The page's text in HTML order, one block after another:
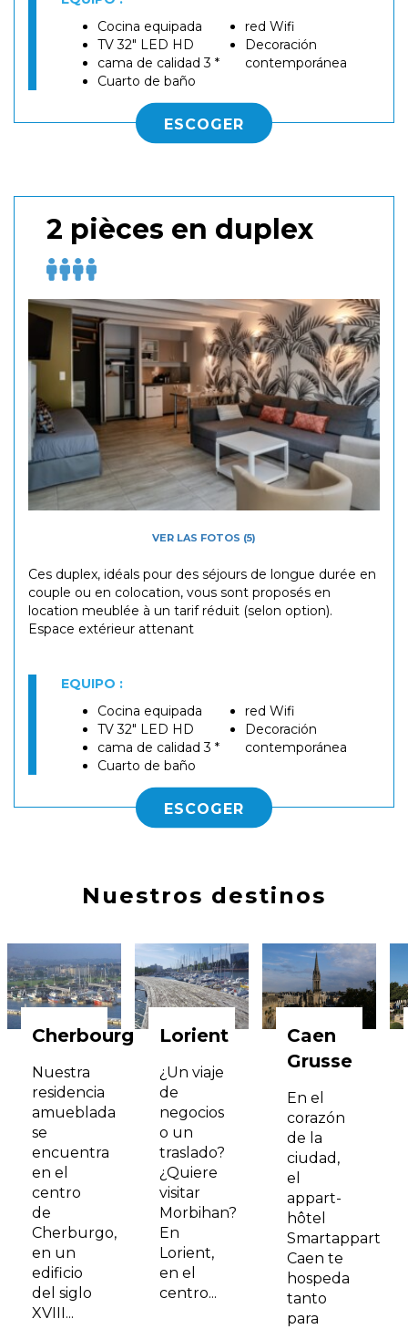
Cocina equipada
TV 32" LED HD
cama de calidad 3 *
Cuarto de baño
red Wifi
Decoración
contemporánea
ESCOGER
2 pièces en duplex
VER LAS FOTOS (5)
Ces duplex, idéals pour des séjours de longue durée en
couple ou en colocation, vous sont proposés en
location meublée à un tarif réduit (selon option).
​Espace extérieur attenant
EQUIPO :
Cocina equipada
TV 32" LED HD
cama de calidad 3 *
Cuarto de baño
red Wifi
Decoración
contemporánea
ESCOGER
Nuestros destinos
Cherbourg
Nuestra
residencia
amueblada
se
encuentra
en el
centro
de
Cherburgo,
en un
edificio
del siglo
XVIII...
Lorient
¿Un viaje
de
negocios
o un
traslado?
¿Quiere
visitar
Morbihan?
En
Lorient,
en el
centro...
Caen
Grusse
En el
corazón
de la
ciudad,
el
appart-
hôtel
Smartappart
Caen te
hospeda
tanto
para